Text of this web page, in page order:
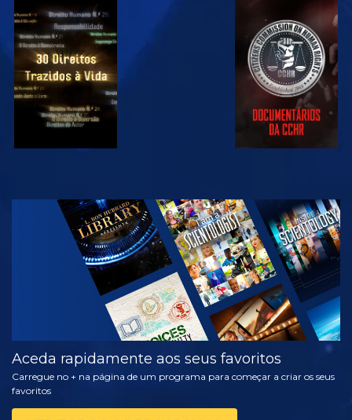
VER VER
VER
EXPLORAR A
SÉRIE
Aceda rapidamente aos seus favoritos
Carregue no + na página de um programa para começar a criar os seus
favoritos